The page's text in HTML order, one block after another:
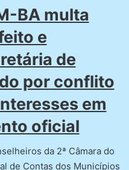
BA multa
e
de
por conflito
em
oficial
da 2ª Câmara do
de Contas dos Municípios